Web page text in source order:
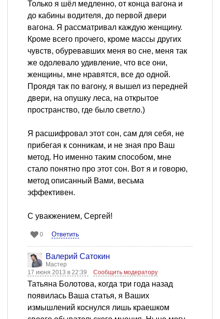
Только я шёл медленно, от конца вагона и
до кабины водителя, до первой двери
вагона. Я рассматривал каждую женщину.
Кроме всего прочего, кроме массы других
чувств, обуревавших меня во сне, меня так
же одолевало удивление, что все они,
женщины, мне нравятся, все до одной.
Проядя так по вагону, я вышел из передней
двери, на опушку леса, на открытое
пространство, где было светло.)
Я расшифровал этот сон, сам для себя, не
прибегая к сонникам, и не зная про Ваш
метод. Но именно таким способом, мне
стало понятно про этот сон. Вот я и говорю,
метод описанный Вами, весьма
эффективен.
С увакжением, Сергей!
0 Ответить
Валерий Сатокин
Мастер
17 июня 2013 в 22:39
Сообщить модератору
Татьяна Болотова, когда три года назад
появилась Ваша статья, я Ваших
измышлений коснулся лишь краешком